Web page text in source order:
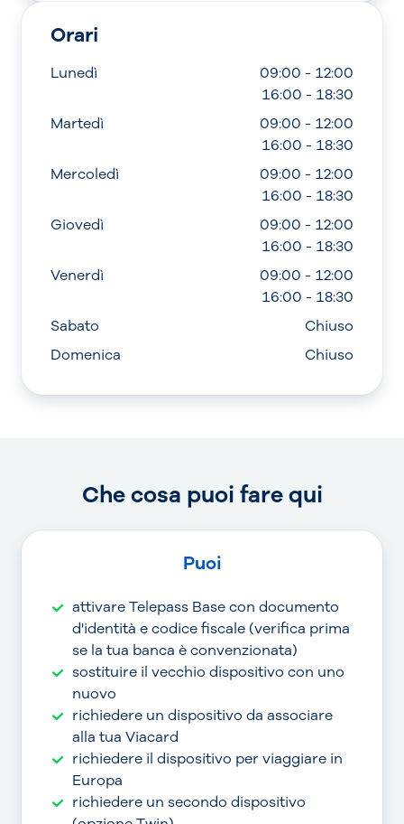
Orari
Lunedì
09:00 - 12:00
16:00 - 18:30
Martedì
09:00 - 12:00
16:00 - 18:30
Mercoledì
09:00 - 12:00
16:00 - 18:30
Giovedì
09:00 - 12:00
16:00 - 18:30
Venerdì
09:00 - 12:00
16:00 - 18:30
Sabato
Chiuso
Domenica
Chiuso
Che cosa puoi fare qui
Puoi
attivare Telepass Base con documento
d'identità e codice fiscale (verifica prima
se la tua banca è convenzionata)
sostituire il vecchio dispositivo con uno
nuovo
richiedere un dispositivo da associare
alla tua Viacard
richiedere il dispositivo per viaggiare in
Europa
richiedere un secondo dispositivo